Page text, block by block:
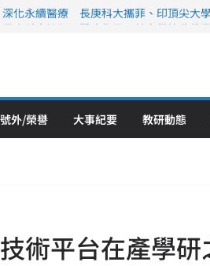
深化永續醫療 長庚科大攜菲、印頂尖大
號外/榮譽 大事紀要 教研動態
術平台在產學